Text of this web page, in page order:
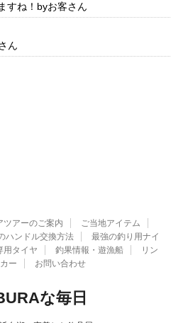
すね！byお客さん
ん
ツアーのご案内
ご当地アイテム
ンドル交換方法
最強の釣り用ナイ
用タイヤ 釣果情報・遊漁船
リン
ー
お問い合わせ
な毎日